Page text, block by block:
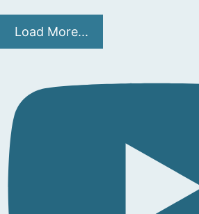
Load More...